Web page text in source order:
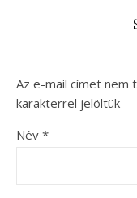
Az e-mail címet nem
karakterrel jelöltük
Név *